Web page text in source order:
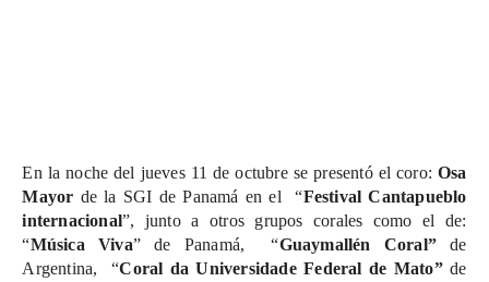
En la noche del jueves 11 de octubre se presentó el coro: Osa
Mayor de la SGI de Panamá en el “Festival Cantapueblo
internacional”, junto a otros grupos corales como el de:
“Música Viva” de Panamá, “Guaymallén Coral” de
Argentina, “Coral da Universidade Federal de Mato”de